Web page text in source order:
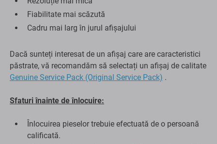
Fiabilitate mai scăzută
Cadru mai larg în jurul afișajului
Dacă sunteți interesat de un afișaj care are caracteristici
păstrate, vă recomandăm să selectați un afișaj de calitate
Genuine Service Pack (Original Service Pack) .
Sfaturi înainte de înlocuire:
Înlocuirea pieselor trebuie efectuată de o persoană
calificată.